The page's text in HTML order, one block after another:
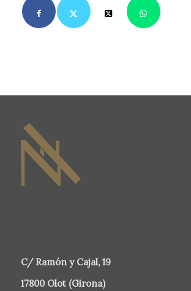
C/ Ramón y Cajal, 19
17800 Olot (Girona)